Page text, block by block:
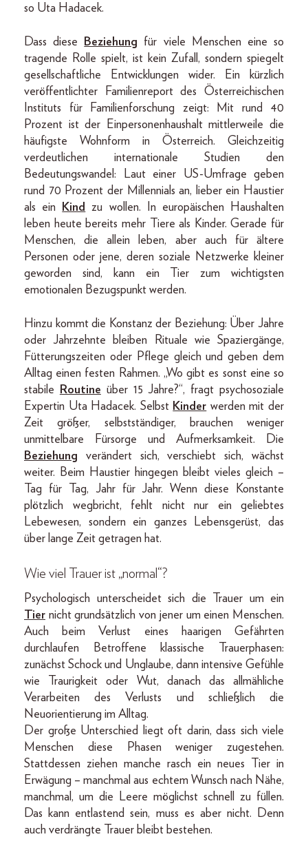
so Uta Hadacek.
Dass diese Beziehung für viele Menschen eine so
tragende Rolle spielt, ist kein Zufall, sondern spiegelt
gesellschaftliche Entwicklungen wider. Ein kürzlich
veröffentlichter Familienreport des Österreichischen
Instituts für Familienforschung zeigt: Mit rund 40
Prozent ist der Einpersonenhaushalt mittlerweile die
häufigste Wohnform in Österreich. Gleichzeitig
verdeutlichen internationale Studien den
Bedeutungswandel: Laut einer US-Umfrage geben
rund 70 Prozent der Millennials an, lieber ein Haustier
als ein
Kind
zu wollen. In europäischen Haushalten
leben heute bereits mehr Tiere als Kinder. Gerade für
Menschen, die allein leben, aber auch für ältere
Personen oder jene, deren soziale Netzwerke kleiner
geworden sind, kann ein Tier zum wichtigsten
emotionalen Bezugspunkt werden.
Hinzu kommt die Konstanz der Beziehung: Über Jahre
oder Jahrzehnte bleiben Rituale wie Spaziergänge,
Fütterungszeiten oder Pflege gleich und geben dem
Alltag einen festen Rahmen. „Wo gibt es sonst eine so
stabile
Routine über 15 Jahre?“, fragt psychosoziale
Expertin Uta Hadacek. Selbst Kinder werden mit der
Zeit größer, selbstständiger, brauchen weniger
unmittelbare Fürsorge und Aufmerksamkeit. Die
Beziehung verändert sich, verschiebt sich, wächst
weiter. Beim Haustier hingegen bleibt vieles gleich –
Tag für Tag, Jahr für Jahr. Wenn diese Konstante
plötzlich wegbricht, fehlt nicht nur ein geliebtes
Lebewesen, sondern ein ganzes Lebensgerüst, das
über lange Zeit getragen hat.
Wie viel Trauer ist „normal“?
Psychologisch unterscheidet sich die Trauer um ein
Tier nicht grundsätzlich von jener um einen Menschen.
Auch beim Verlust eines haarigen Gefährten
durchlaufen Betroffene klassische Trauerphasen:
zunächst Schock und Unglaube, dann intensive Gefühle
wie Traurigkeit oder Wut, danach das allmähliche
Verarbeiten des Verlusts und schließlich die
Neuorientierung im Alltag.
Der große Unterschied liegt oft darin, dass sich viele
Menschen diese Phasen weniger zugestehen.
Stattdessen ziehen manche rasch ein neues Tier in
Erwägung – manchmal aus echtem Wunsch nach Nähe,
manchmal, um die Leere möglichst schnell zu füllen.
Das kann entlastend sein, muss es aber nicht. Denn
auch verdrängte Trauer bleibt bestehen.